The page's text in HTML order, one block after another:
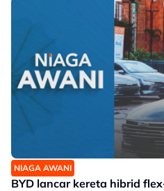
NIAGA AWANI
BYD lancar kereta hibrid